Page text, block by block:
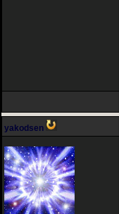
yakodsen